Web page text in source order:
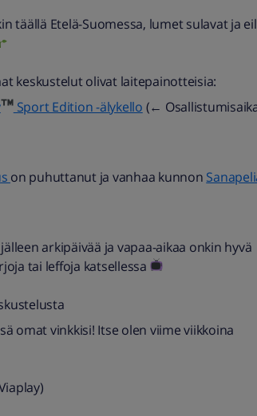
täällä Etelä-Suomessa, lumet sulavat ja
keskustelut olivat laitepainotteisia:
Sport Edition -älykello (←
on puhuttanut ja vanhaa kunnon
arkipäivää ja vapaa-aikaa onkin hyvä
tai leffoja katsellessa
omat vinkkisi! Itse olen viime viikkoina